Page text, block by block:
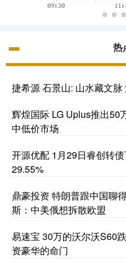
热
捷希源 石景山: 山水藏文脉
辉煌国际 LG Uplus推出50
中低价市场
开源优配 1月29日睿创转
29.55%
鼎豪投资 特朗普跟中国聊
斯：中美俄想拆散欧盟
易速宝 30万的沃尔沃S60
资豪华的命门